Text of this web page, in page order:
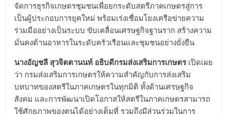
จัดการธุรกิจเกษตรชุมชนเพื่อยกระดับสตรีภาคเกษตรสู่การ
เป็นผู้ประกอบการยุคใหม่ พร้อมเร่งเชื่อมโยงเครือข่ายความ
ร่วมมืออย่างเป็นระบบ ขับเคลื่อนเศรษฐกิจฐานราก สร้างความ
มั่นคงด้านอาหารในระดับครัวเรือนและชุมชนอย่างยั่งยืน
นางอัญชลี สุวจิตตานนท์ อธิบดีกรมส่งเสริมการเกษตรเปิดเผย
ว่า กรมส่งเสริมการเกษตรให้ความสำคัญกับการส่งเสริม
บทบาทของสตรีในภาคเกษตรในทุกมิติ ทั้งด้านเศรษฐกิจ
สังคม และการพัฒนาเปิดโอกาสให้สตรีในภาคเกษตรสามารถ
ใช้ศักยภาพของตนได้อย่างเต็มที่ รวมถึงมีส่วนร่วมในการ